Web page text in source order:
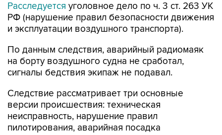
Расследуется уголовное дело по ч. 3 ст. 263 УК
РФ (нарушение правил безопасности движения
и эксплуатации воздушного транспорта).
По данным следствия, аварийный радиомаяк
на борту воздушного судна не сработал,
сигналы бедствия экипаж не подавал.
Следствие рассматривает три основные
версии происшествия: техническая
неисправность, нарушение правил
пилотирования, аварийная посадка